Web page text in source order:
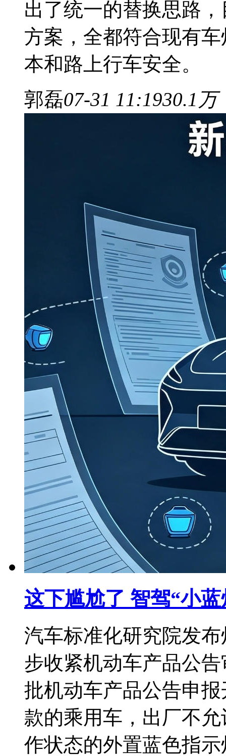
出了统一的替换思路
方案，全都符合现有
本和路上行车安全。
郭磊07-31 11:1930.1万
这下尴尬了 智驾“小
汽车标准化研究院发
步收紧机动车产品公
批机动车产品公告申
款的乘用车，出厂不
作状态的外置蓝色指示